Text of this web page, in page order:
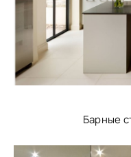
Барные